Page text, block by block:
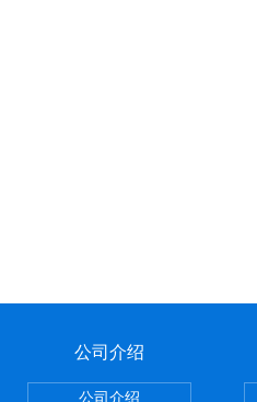
公司介绍
公司介绍